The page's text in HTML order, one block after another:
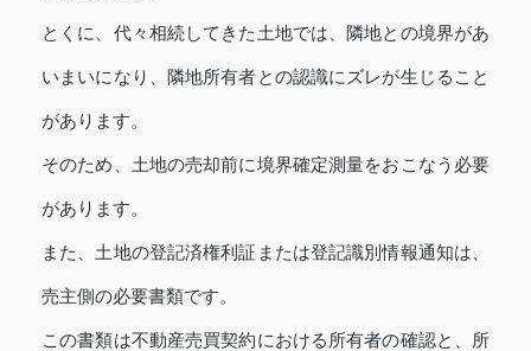
とくに、代々相続してきた土地では、隣地との境界があ
いまいになり、隣地所有者との認識にズレが生じること
があります。
そのため、土地の売却前に境界確定測量をおこなう必要
があります。
また、土地の登記済権利証または登記識別情報通知は、
売主側の必要書類です。
この書類は不動産売買契約における所有者の確認と、所